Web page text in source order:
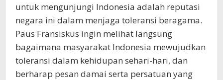
untuk mengunjungi Indonesia adalah reputasi
negara ini dalam menjaga toleransi beragama.
Paus Fransiskus ingin melihat langsung
bagaimana masyarakat Indonesia mewujudkan
toleransi dalam kehidupan sehari-hari, dan
berharap pesan damai serta persatuan yang